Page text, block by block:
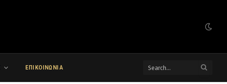
ΕΠΙΚΟΙΝΩΝΙΑ